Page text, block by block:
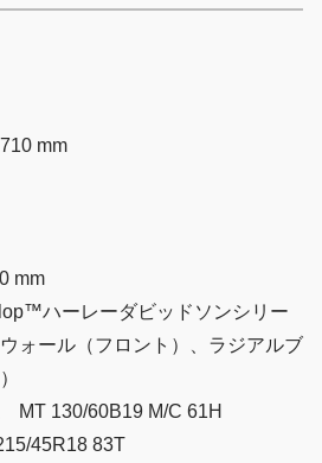
mm
mm
ハーレーダビッドソンシリー
ォール（フロント）、ラジアルブ
MT 130/60B19 M/C 61H
45R18 83T